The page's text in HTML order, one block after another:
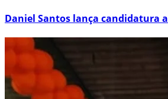
Daniel Santos lança candidatura